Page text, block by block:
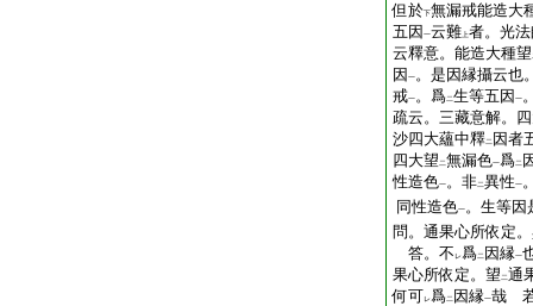
但於下無漏戒能造大
五因 一云難 上者。光
云釋意。能造大種望
因 一。是因縁攝云也
戒一。爲二生等五因 一
疏云。三藏意解。
沙四大蘊中釋二 因者
四大望 二無漏色一爲二
性造色一。非二異性一
同性造色一。生等因
問。通果心所依定
答。不 レ爲二 因縁一
果心所依定。望 二通
何可レ爲二 因縁一哉